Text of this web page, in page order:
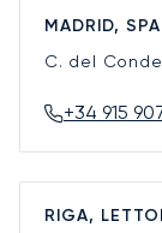
MADRID,
C. del
+34 915
RIGA,